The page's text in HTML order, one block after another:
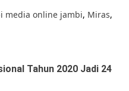
media online jambi, Miras,
Tahun 2020 Jadi 24